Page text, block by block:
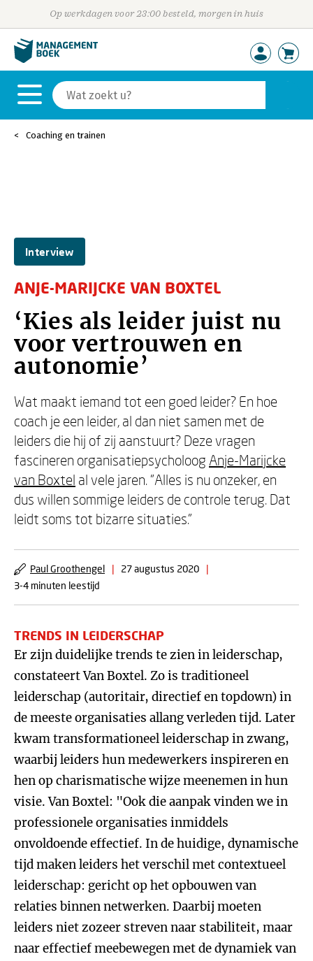
Op werkdagen voor 23:00 besteld, morgen in huis
Coaching en trainen
Interview
ANJE-MARIJCKE VAN BOXTEL
‘Kies als leider juist nu
voor vertrouwen en
autonomie’
Wat maakt iemand tot een goed leider? En hoe
coach je een leider, al dan niet samen met de
leiders die hij of zij aanstuurt? Deze vragen
fascineren organisatiepsycholoog Anje-Marijcke
van Boxtel al vele jaren. "Alles is nu onzeker, en
dus willen sommige leiders de controle terug. Dat
leidt soms tot bizarre situaties."
Paul Groothengel | 27 augustus 2020
|
3-4 minuten leestijd
TRENDS IN LEIDERSCHAP
Er zijn duidelijke trends te zien in leiderschap,
constateert Van Boxtel. Zo is traditioneel
leiderschap (autoritair, directief en topdown) in
de meeste organisaties allang verleden tijd. Later
kwam transformationeel leiderschap in zwang,
waarbij leiders hun medewerkers inspireren en
hen op charismatische wijze meenemen in hun
visie. Van Boxtel: "Ook die aanpak vinden we in
professionele organisaties inmiddels
onvoldoende effectief. In de huidige, dynamische
tijd maken leiders het verschil met contextueel
leiderschap: gericht op het opbouwen van
relaties binnen netwerken. Daarbij moeten
leiders niet zozeer streven naar stabiliteit, maar
naar effectief meebewegen met de dynamiek van